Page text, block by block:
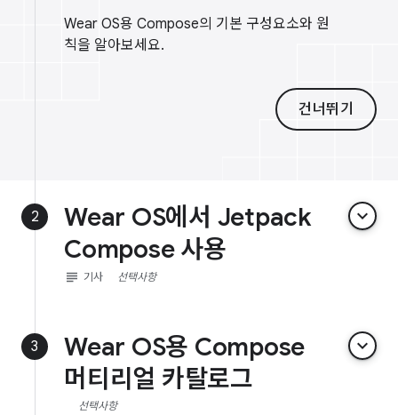
Wear OS용 Compose의 기본 구성요소와 원
칙을 알아보세요.
건너뛰기
2
Wear OS에서 Jetpack
Compose 사용
keyboard_arrow_down
subject 기사 선택사항
3
Wear OS용 Compose
머티리얼 카탈로그
keyboard_arrow_down
선택사항